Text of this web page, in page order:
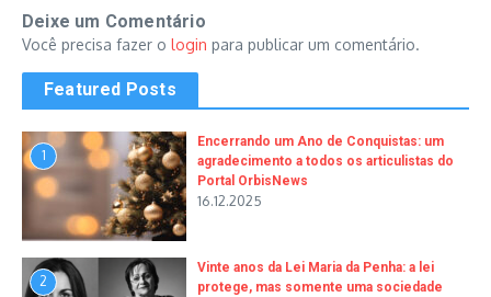
Deixe um Comentário
Você precisa fazer o login para publicar um comentário.
Featured Posts
1
Encerrando um Ano de Conquistas: um
agradecimento a todos os articulistas do
Portal OrbisNews
16.12.2025
2
Vinte anos da Lei Maria da Penha: a lei
protege, mas somente uma sociedade